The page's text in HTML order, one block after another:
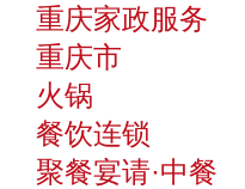
重庆家政服务
重庆市
火锅
餐饮连锁
聚餐宴请·中餐